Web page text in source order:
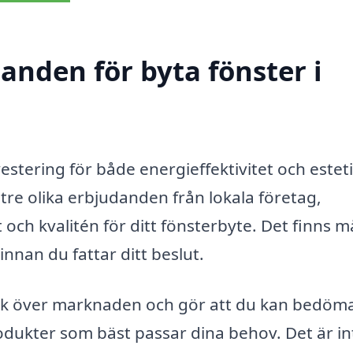
för byta fönster i
för både energieffektivitet och
olika erbjudanden från lokala företag,
kvalitén för ditt fönsterbyte. Det finns
du fattar ditt beslut.
över marknaden och gör att du kan
som bäst passar dina behov. Det är